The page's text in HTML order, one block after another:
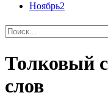
Ноябрь2
Толковый
слов